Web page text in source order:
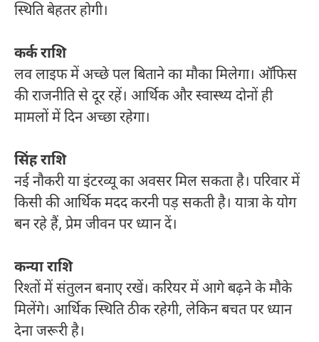
स्थिति बेहतर होगी।
कर्क राशि
लव लाइफ में अच्छे पल बिताने का मौका मिलेगा। ऑफिस
की राजनीति से दूर रहें। आर्थिक और स्वास्थ्य दोनों ही
मामलों में दिन अच्छा रहेगा।
सिंह राशि
नई नौकरी या इंटरव्यू का अवसर मिल सकता है। परिवार में
किसी की आर्थिक मदद करनी पड़ सकती है। यात्रा के योग
बन रहे हैं, प्रेम जीवन पर ध्यान दें।
कन्या राशि
रिश्तों में संतुलन बनाए रखें। करियर में आगे बढ़ने के मौके
मिलेंगे। आर्थिक स्थिति ठीक रहेगी, लेकिन बचत पर ध्यान
देना जरूरी है।